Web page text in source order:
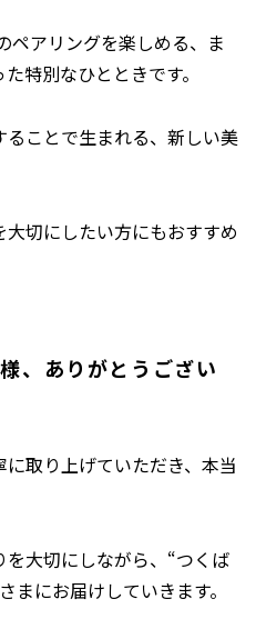
ペアリングを楽しめる、ま
特別なひとときです。
ことで生まれる、新しい美
切にしたい方にもおすすめ
ありがとうござい
取り上げていただき、本当
大切にしながら、“つくば
まにお届けしていきます。